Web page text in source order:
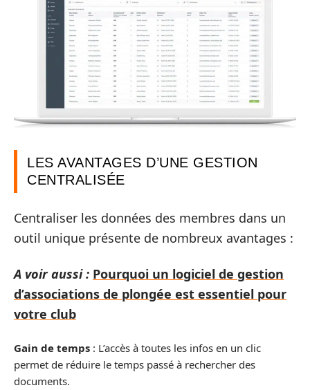
LES AVANTAGES D’UNE GESTION
CENTRALISÉE
Centraliser les données des membres dans un
outil unique présente de nombreux avantages :
A voir aussi : Pourquoi un logiciel de gestion
d’associations de plongée est essentiel pour
votre club
Gain de temps : L’accès à toutes les infos en un clic
permet de réduire le temps passé à rechercher des
documents.